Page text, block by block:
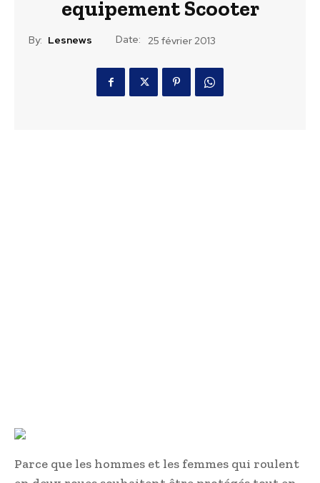
equipement Scooter
By: Lesnews Date: 25 février 2013
Parce que les hommes et les femmes qui roulent